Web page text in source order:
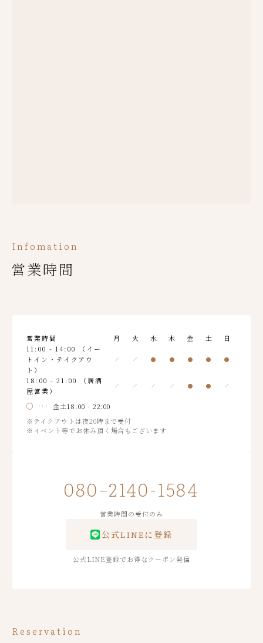
Infomation
営業時間
営業時間 月 火 水 木 金 土
日
11:00 - 14:00 （イー
トイン・テイクアウ
ト）
18:00 - 21:00 （居酒
屋営業）
金土18:00 - 22:00
※テイクアウトは夜20時まで受付
※イベント等でお休み頂く場合もございます
080−2140-1584
営業時間の受付のみ
公式LINEに登録
公式LINE登録でお得なクーポン発信
Reservation